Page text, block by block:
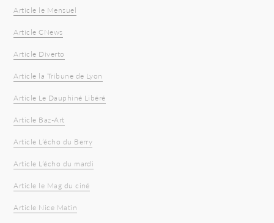
Article le Mensuel
Article CNews
Article Diverto
Article la Tribune de Lyon
Article Le Dauphiné Libéré
Article Baz-Art
Article L’écho du Berry
Article L’écho du mardi
Article le Mag du ciné
Article Nice Matin